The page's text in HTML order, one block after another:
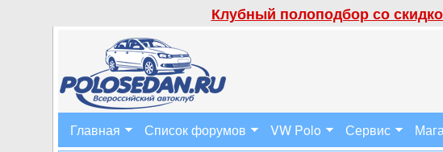
Клубный полоподбор со
Главная Список форумов VW Polo Сервис